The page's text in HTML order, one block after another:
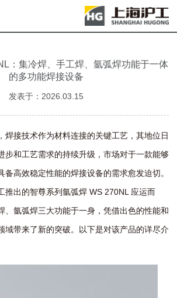
：集冷焊、手工焊、氩弧焊功能于一体
的多功能焊接设备
发表于：2026.03.15
焊接技术作为材料连接的关键工艺，其地位日
步和工艺需求的持续升级，市场对于一款能够
备高效稳定性能的焊接设备的需求愈发迫切。
推出的智尊系列氩弧焊 WS 270NL 应运而
、氩弧焊三大功能于一身，凭借出色的性能和
域带来了新的突破。以下是对该产品的详尽介